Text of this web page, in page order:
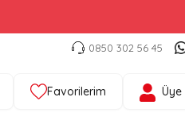
0850 302 56 45
Favorilerim Üye